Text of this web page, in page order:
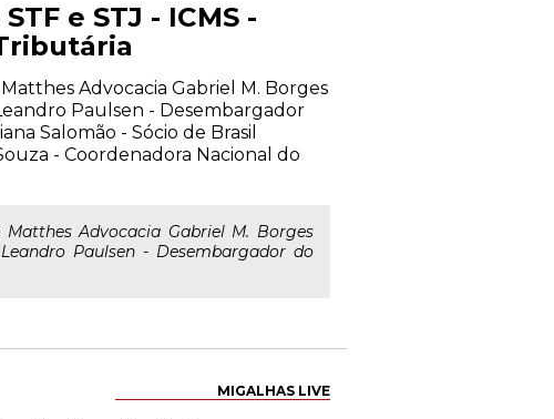
e STJ - ICMS -
Advocacia Gabriel M. Borges
Paulsen - Desembargador
Salomão - Sócio de Brasil
- Coordenadora Nacional do
Advocacia Gabriel M. Borges
Paulsen - Desembargador do
MIGALHAS LIVE